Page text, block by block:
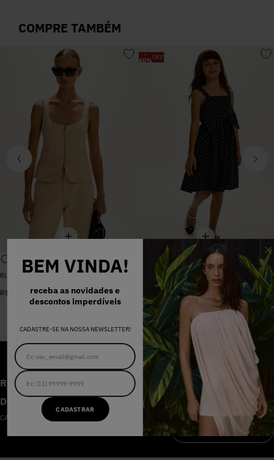
BEM VINDA!
receba as novidades e
descontos imperdíveis
CADASTRE-SE NA NOSSA NEWSLETTER!
CADASTRAR
COMPRE TAMBÉM
BLUSA SARJA LARA PEROLA
R$ 00
-
60%OFF
VESTIDO MADALENA AZUL MARINHO DOT
R$ 398,00
159,20
RECEBA AS NOVIDADES E
DESCONTOS IMPERDÍVEIS
CADASTRE-SE NA NOSSA NEWSLETTER
CADASTRAR